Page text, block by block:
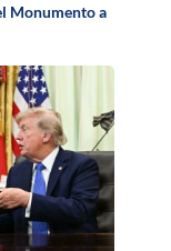
Monumento a